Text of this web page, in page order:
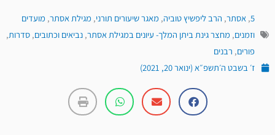
5
, אסתר, הרב ליפשיץ טוביה, מאגר שיעורים תורני, מגילת אסתר, מועדים
וזמנים, מחצר גינת ביתן המלך- עיונים במגילת אסתר, נביאים וכתובים, סדרות,
פורים, רבנים
ז׳ בשבט ה׳תשפ״א (ינואר 20, 2021)